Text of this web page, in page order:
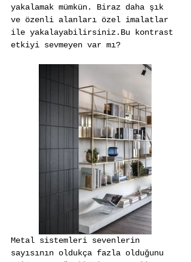
yakalamak mümkün. Biraz daha şık
ve özenli alanları özel imalatlar
ile yakalayabilirsiniz.Bu kontrast
etkiyi sevmeyen var mı?
Metal sistemleri sevenlerin
sayısının oldukça fazla olduğunu